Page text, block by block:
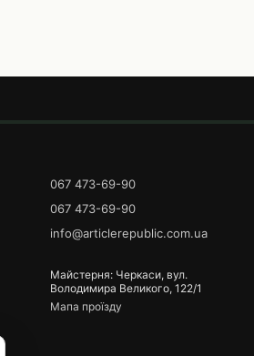
067 473-69-90
067 473-69-90
info@articlerepublic.com.ua
Майстерня: Черкаси, вул.
Володимира Великого, 122/1
Мапа проїзду